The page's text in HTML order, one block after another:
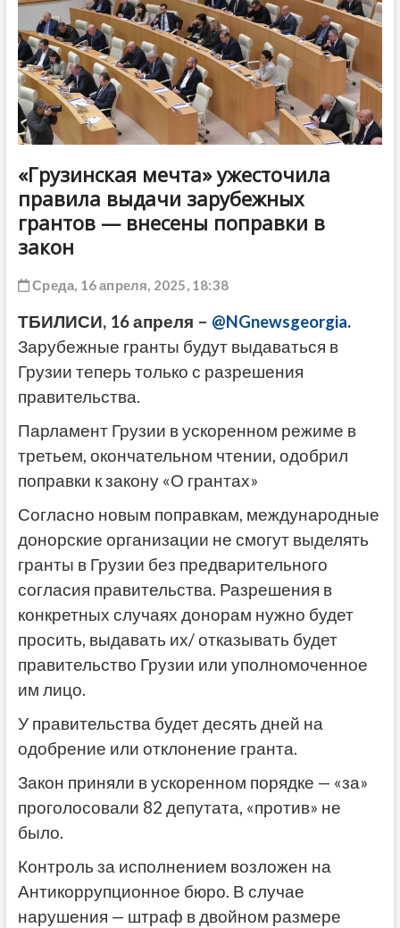
«Грузинская мечта» ужесточила
правила выдачи зарубежных
грантов — внесены поправки в
закон
Среда, 16 апреля, 2025, 18:38
ТБИЛИСИ, 16 апреля – @NGnewsgeorgia.
Зарубежные гранты будут выдаваться в
Грузии теперь только с разрешения
правительства.
Парламент Грузии в ускоренном режиме в
третьем, окончательном чтении, одобрил
поправки к закону «О грантах»
Согласно новым поправкам, международные
донорские организации не смогут выделять
гранты в Грузии без предварительного
согласия правительства. Разрешения в
конкретных случаях донорам нужно будет
просить, выдавать их/ отказывать будет
правительство Грузии или уполномоченное
им лицо.
У правительства будет десять дней на
одобрение или отклонение гранта.
Закон приняли в ускоренном порядке — «за»
проголосовали 82 депутата, «против» не
было.
Контроль за исполнением возложен на
Антикоррупционное бюро. В случае
нарушения — штраф в двойном размере